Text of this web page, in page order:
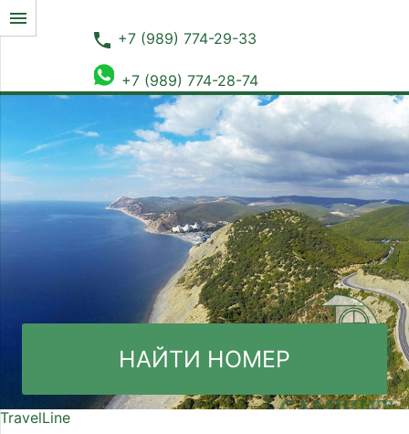
phone +7 (989) 774-29-33
+7 (989) 774-28-74
НАЙТИ НОМЕР
TravelLine
menu